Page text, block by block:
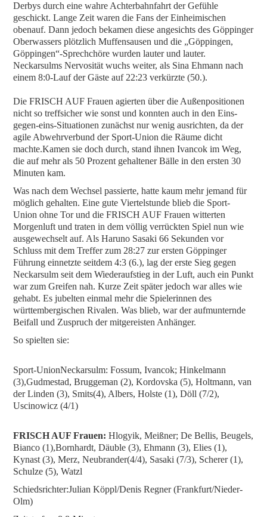
Derbys durch eine wahre Achterbahnfahrt der Gefühle
geschickt. Lange Zeit waren die Fans der Einheimischen
obenauf. Dann jedoch bekamen diese angesichts des Göppinger
Oberwassers plötzlich Muffensausen und die „Göppingen,
Göppingen“-Sprechchöre wurden lauter und lauter.
Neckarsulms Nervosität wuchs weiter, als Sina Ehmann nach
einem 8:0-Lauf der Gäste auf 22:23 verkürzte (50.).
Die FRISCH AUF Frauen agierten über die Außenpositionen
nicht so treffsicher wie sonst und konnten auch in den Eins-
gegen-eins-Situationen zunächst nur wenig ausrichten, da der
agile Abwehrverbund der Sport-Union die Räume dicht
machte.Kamen sie doch durch, stand ihnen Ivancok im Weg,
die auf mehr als 50 Prozent gehaltener Bälle in den ersten 30
Minuten kam.
Was nach dem Wechsel passierte, hatte kaum mehr jemand für
möglich gehalten. Eine gute Viertelstunde blieb die Sport-
Union ohne Tor und die FRISCH AUF Frauen witterten
Morgenluft und traten in dem völlig verrückten Spiel nun wie
ausgewechselt auf. Als Haruno Sasaki 66 Sekunden vor
Schluss mit dem Treffer zum 28:27 zur ersten Göppinger
Führung einnetzte seitdem 4:3 (6.), lag der erste Sieg gegen
Neckarsulm seit dem Wiederaufstieg in der Luft, auch ein Punkt
war zum Greifen nah. Kurze Zeit später jedoch war alles wie
gehabt. Es jubelten einmal mehr die Spielerinnen des
württembergischen Rivalen. Was blieb, war der aufmunternde
Beifall und Zuspruch der mitgereisten Anhänger.
So spielten sie:
Sport-UnionNeckarsulm: Fossum, Ivancok; Hinkelmann
(3),Gudmestad, Bruggeman (2), Kordovska (5), Holtmann, van
der Linden (3), Smits(4), Albers, Holste (1), Döll (7/2),
Uscinowicz (4/1)
FRISCH AUF Frauen: Hlogyik, Meißner; De Bellis, Beugels,
Bianco (1),Bornhardt, Däuble (3), Ehmann (3), Elies (1),
Kynast (3), Merz, Neubrander(4/4), Sasaki (7/3), Scherer (1),
Schulze (5), Watzl
Schiedsrichter:Julian Köppl/Denis Regner (Frankfurt/Nieder-
Olm)